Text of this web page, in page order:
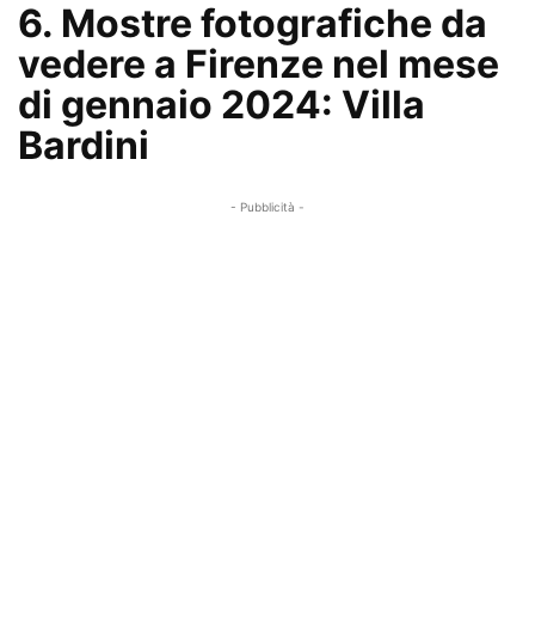
6. Mostre fotografiche da
vedere a Firenze nel mese
di gennaio 2024: Villa
Bardini
- Pubblicità -